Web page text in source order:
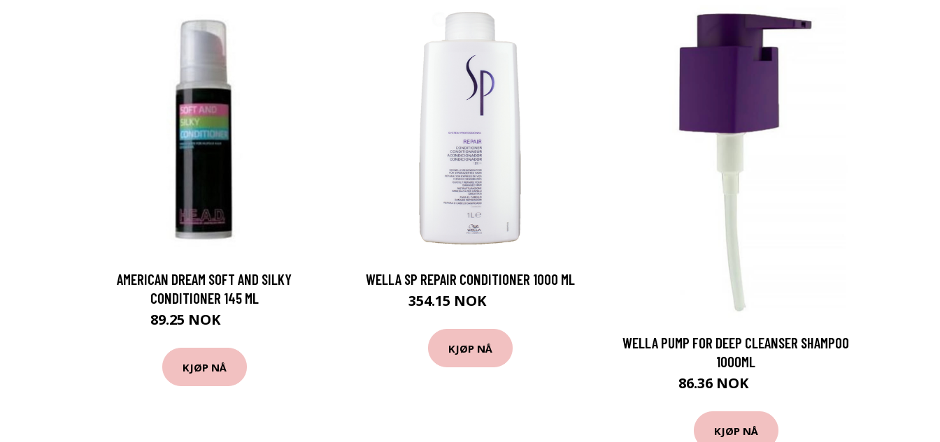
AMERICAN DREAM SOFT AND SILKY
CONDITIONER 145 ML
89.25 NOK
KJØP NÅ
WELLA SP REPAIR CONDITIONER 1000 ML
354.15 NOK
KJØP NÅ
WELLA PUMP FOR DEEP CLEANSER SHAMPOO
1000ML
86.36 NOK
KJØP NÅ